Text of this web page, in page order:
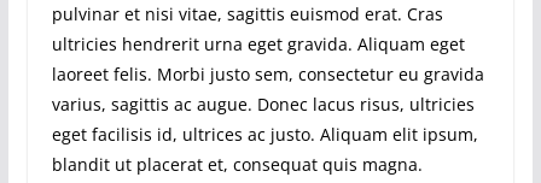
pulvinar et nisi vitae, sagittis euismod erat. Cras
ultricies hendrerit urna eget gravida. Aliquam eget
laoreet felis. Morbi justo sem, consectetur eu gravida
varius, sagittis ac augue. Donec lacus risus, ultricies
eget facilisis id, ultrices ac justo. Aliquam elit ipsum,
blandit ut placerat et, consequat quis magna.